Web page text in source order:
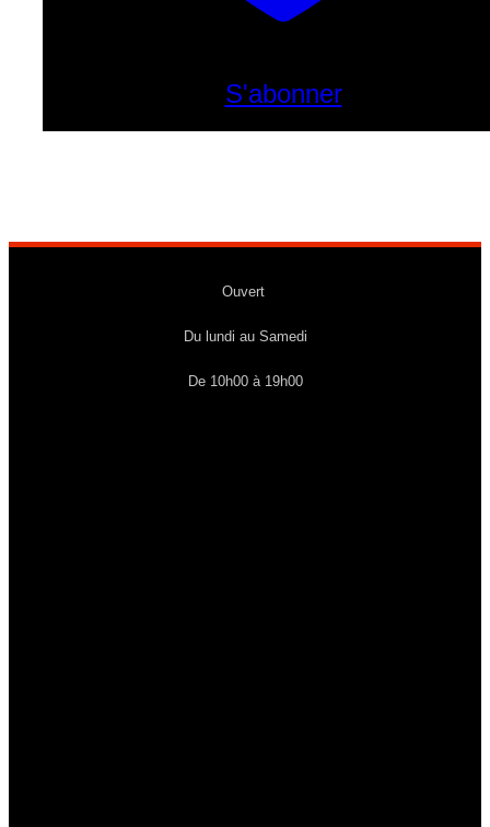
S'abonner
Ouvert
Du lundi au Samedi
De 10h00 à 19h00